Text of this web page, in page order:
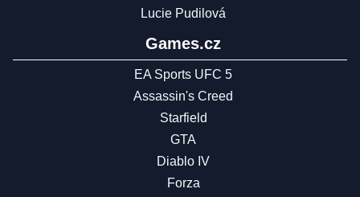
Lucie Pudilová
Games.cz
EA Sports UFC 5
Assassin's Creed
Starfield
GTA
Diablo IV
Forza